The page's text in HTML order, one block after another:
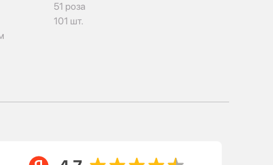
51 роза
101 шт.